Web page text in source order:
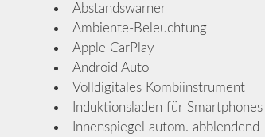
Abstandswarner
Ambiente-Beleuchtung
Apple CarPlay
Android Auto
Volldigitales Kombiinstrument
Induktionsladen für Smartphones
Innenspiegel autom. abblendend